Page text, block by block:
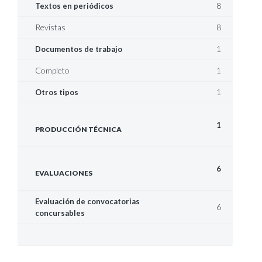
Textos en periódicos 8
Revistas 8
Documentos de trabajo 1
Completo 1
Otros tipos 1
PRODUCCIÓN TÉCNICA 1
EVALUACIONES 6
Evaluación de convocatorias
concursables
6